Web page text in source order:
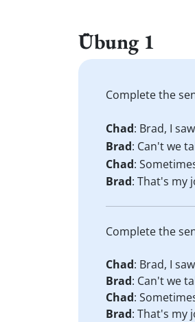
Übung 1
Complete the
Chad: Brad, I
Brad: Can't we
Chad:
Brad: That's my
Complete the
Chad: Brad, I
Brad: Can't we
Chad:
Brad: That's my